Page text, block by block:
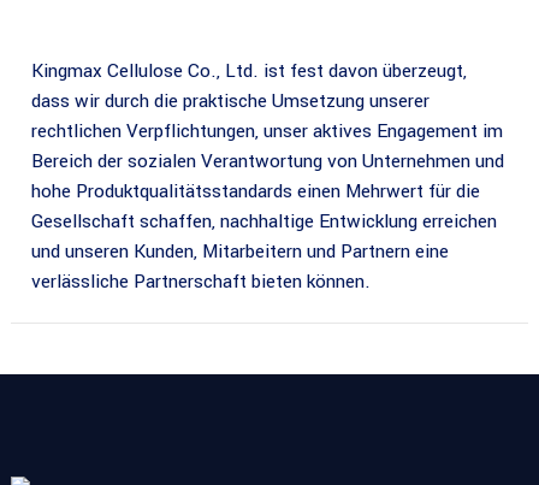
Kingmax Cellulose Co., Ltd. ist fest davon überzeugt,
dass wir durch die praktische Umsetzung unserer
rechtlichen Verpflichtungen, unser aktives Engagement im
Bereich der sozialen Verantwortung von Unternehmen und
hohe Produktqualitätsstandards einen Mehrwert für die
Gesellschaft schaffen, nachhaltige Entwicklung erreichen
und unseren Kunden, Mitarbeitern und Partnern eine
verlässliche Partnerschaft bieten können.